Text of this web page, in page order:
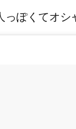
ぽくてオシ